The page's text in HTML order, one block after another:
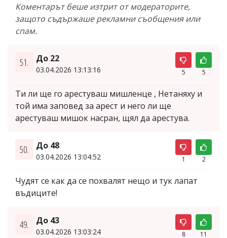
Коментарът беше изтрит от модераторите,
защото съдържаше рекламни съобщения или
спам.
51. До 22
03.04.2026 13:13:16 5 5
Ти ли ще го арестуваш мишленце , Нетаняху и
той има заповед за арест и него ли ще
арестуваш мишок насран, щял да арестува.
50. До 48
03.04.2026 13:04:52 1 2
Чудят се как да се похвалят нещо и тук лапат
въдиците!
49. До 43
03.04.2026 13:03:24 8 11